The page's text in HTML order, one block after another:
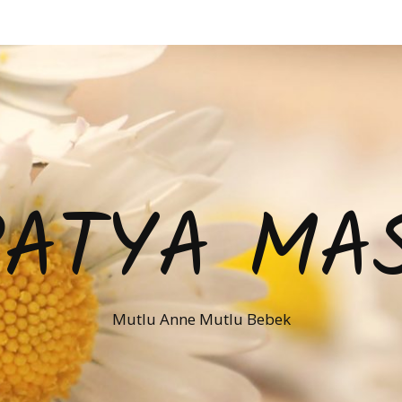
Mutlu Anne Mutlu Bebek